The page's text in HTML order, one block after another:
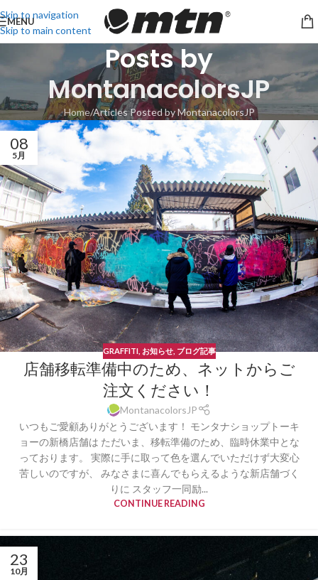
Skip to navigation
Skip to main content
MENU
Posts by
MontanacolorsJP
Home Articles Posted by MontanacolorsJP
08
5月
GRAFFITI, お知らせ, ブログ記事
店舗移転準備中のため、ネットからご
注文ください！
MontanacolorsJP
いつもご愛顧ありがとうございます！ モンタナショップトーキ
ョーの新橋店舗は ただいま、移転準備のため、臨時休業中とな
っております。 実際に手に取って色を選んでいただけず大変心
苦しいのですが、 みなさまに喜んでもらえるような新店舗づく
りに スタッフ一同励...
CONTINUE READING
23
10月